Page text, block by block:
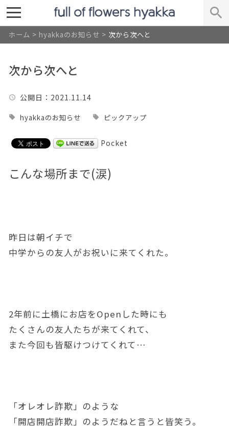
ホーム > hyakkaのお知らせ > 次から次へと
次から次へと
公開日 ：2021.11.14
hyakkaのお知らせ ピックアップ
Pocket
こんな場所まで(涙)
昨日は朝イチで
中学からの友人がお祝いに来てくれた。
2年前に土橋にお店をOpenした時にも
たくさんの友人たちが来てくれて、
また今回も皆駆けつけてくれて…
「オレオレ詐欺」のような
「開店開店詐欺」のようだねと言うと皆笑う。